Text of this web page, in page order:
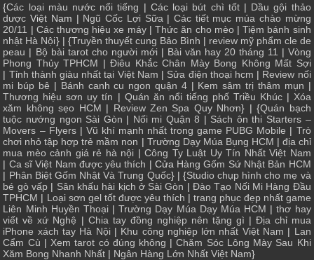
{Các loại màu nước nổi tiếng | Các loại bút chì tốt| Dầu gội thảo
dược Việt Nam | Ngũ Cốc Lợi Sữa | Các tiết mục múa chào mừng
20/11 | Các thương hiệu xe máy|Thức ăn cho mèo|Tiệm bánh sinh
nhật Hà Nội} | {Truyền thuyết cung Bảo Bình | review mỹ phẩm cle de
peau | Bộ bài tarot cho người mới| Bài văn hay 20 tháng 11 | Vòng
Phong Thủy TPHCM |Điêu Khắc Chân Mày Bong Không Mất Sợi
| Tỉnh thành giàu nhất tại Việt Nam | Sửa điện thoại hcm | Review nối
mi búp bê | Bánh canh cu ngon quận 4| Kem sâm trị thâm mụn |
Thương hiệu sơn uy tín | Quán ăn nổi tiếng phố Triều Khúc| Xóa
xăm không sẹo HCM | Review Zen Spa Quy Nhơn} | {Quán bạch
tuộc nướng ngon Sài Gòn | Nối mi Quận 8 | Sách ôn thi Starters –
Movers – Flyers| Vũ khí mạnh nhất trong game PUBG Mobile | Trò
chơi nhỏ tập hợp trẻ mầm non | Trường Dạy Múa Bụng HCM | địa chỉ
mua mèo cảnh giá rẻ hà nội |Công Ty Luật Uy Tín Nhất Việt Nam
| Ca sĩ Việt Nam được yêu thích | Cửa Hàng Gốm Sứ Nhật Bản HCM
| Phân Biệt Gốm Nhật Và Trung Quốc} | {Studio chụp hình cho mẹ và
bé gò vấp | Sân khấu hài kịch ở Sài Gòn |Đào Tạo Nối Mi Hàng Đầu
TPHCM | Loại sơn gel tốt được yêu thích | trang phục đẹp nhất game
Liên Minh Huyền Thoại|Trường Dạy Múa Dạy Múa HCM |thơ hay
viết về xứ Nghệ | Chia tay đồng nghiệp nên tặng gì | Địa chỉ mua
iPhone xách tay Hà Nội| Khu công nghiệp lớn nhất Việt Nam | Lan
Cẩm Cù | Xem tarot có đúng không |Chăm Sóc Lông Mày Sau Khi
Xăm Bong Nhanh Nhất | Ngân Hàng Lớn Nhất Việt Nam}